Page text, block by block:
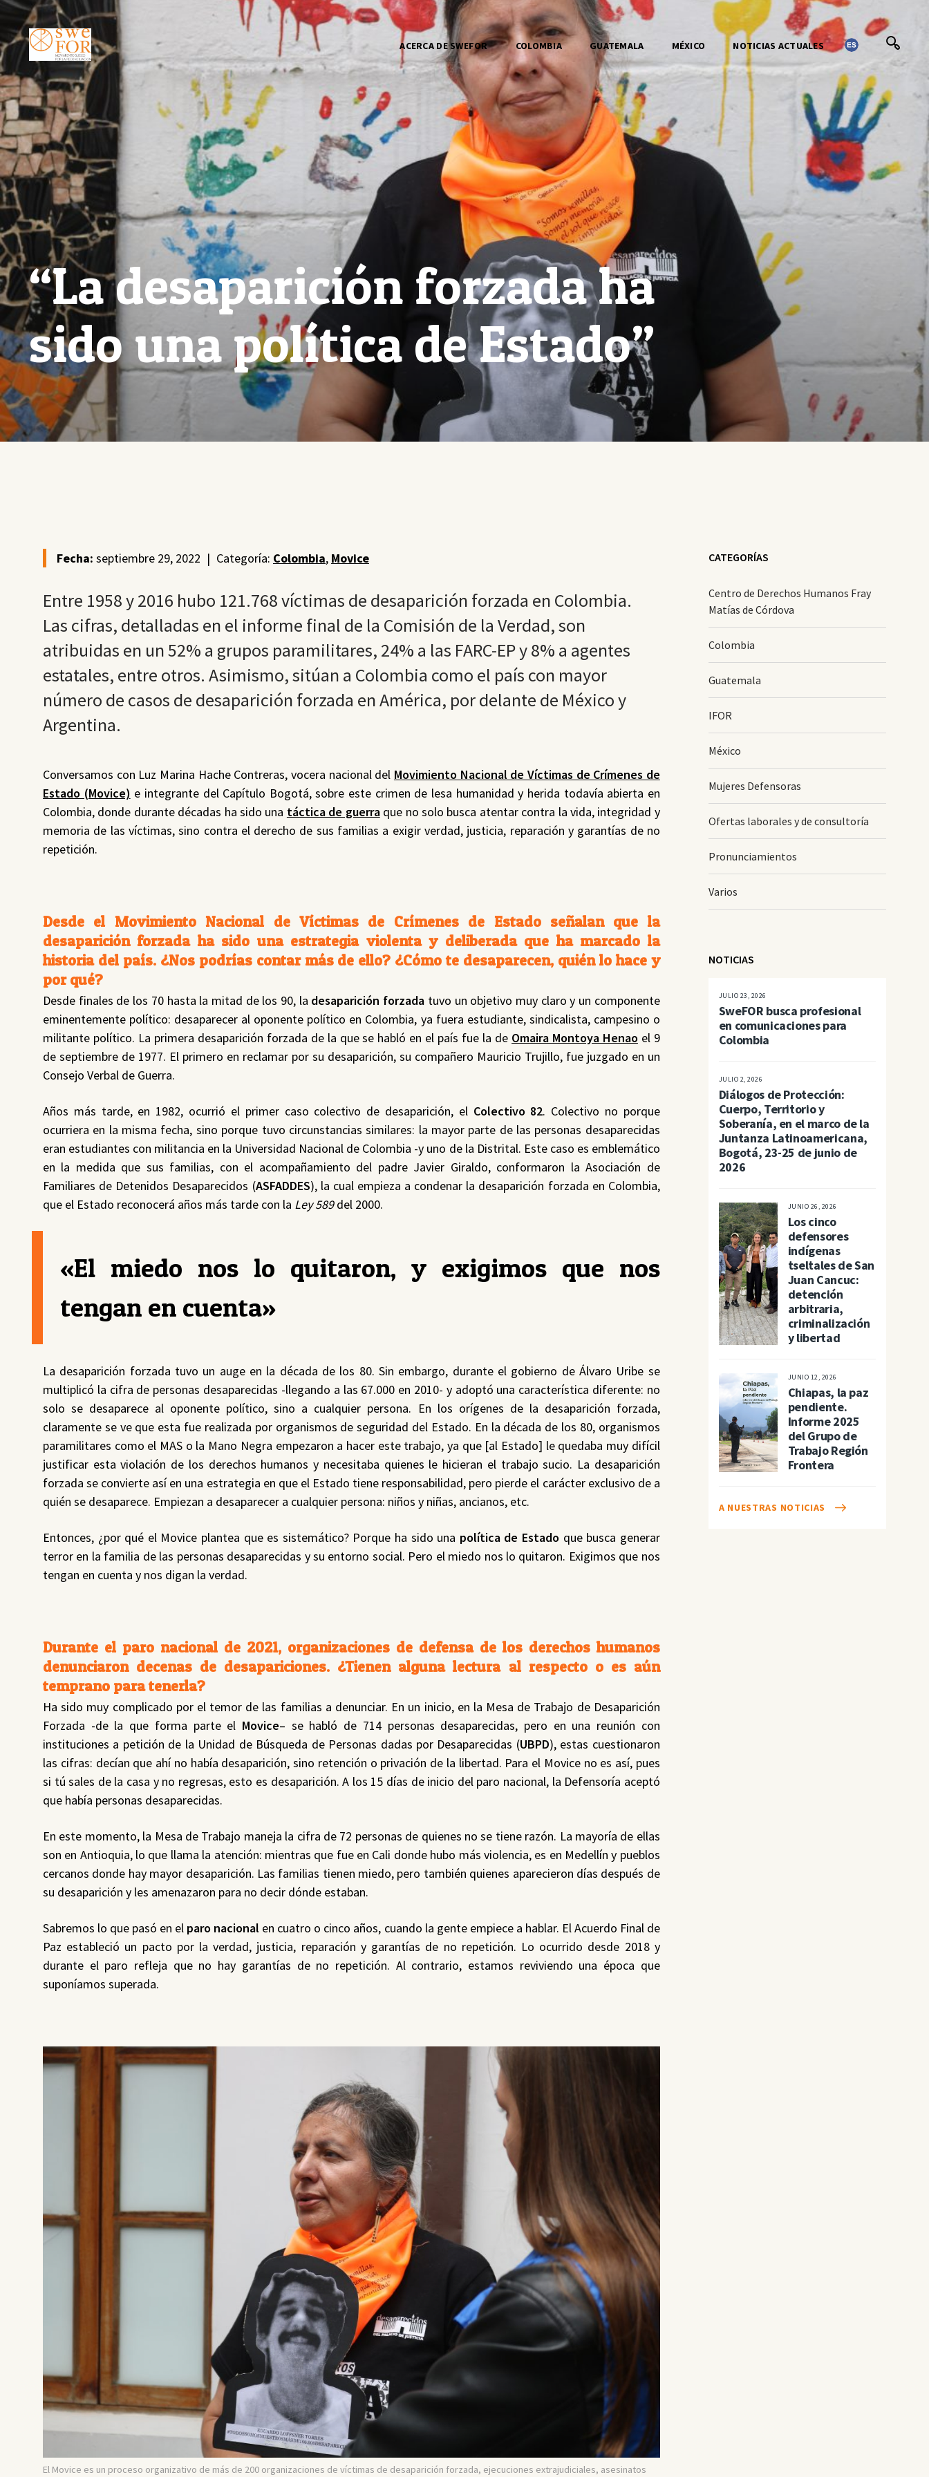
ACERCA DE SWEFOR COLOMBIA GUATEMALA MÉXICO NOTICIAS ACTUALES
“La desaparición forzada ha
sido una política de Estado”
Fecha: septiembre 29, 2022 | Categoría: Colombia, Movice
Entre 1958 y 2016 hubo 121.768 víctimas de desaparición forzada en Colombia.
Las cifras, detalladas en el informe final de la Comisión de la Verdad, son
atribuidas en un 52% a grupos paramilitares, 24% a las FARC-EP y 8% a agentes
estatales, entre otros. Asimismo, sitúan a Colombia como el país con mayor
número de casos de desaparición forzada en América, por delante de México y
Argentina.
Conversamos con Luz Marina Hache Contreras, vocera nacional del Movimiento Nacional de Víctimas de Crímenes de
Estado (Movice) e integrante del Capítulo Bogotá, sobre este crimen de lesa humanidad y herida todavía abierta en
Colombia, donde durante décadas ha sido una táctica de guerraque no solo busca atentar contra la vida, integridad y
memoria de las víctimas, sino contra el derecho de sus familias a exigir verdad, justicia, reparación y garantías de no
repetición.
Desde el Movimiento Nacional de Víctimas de Crímenes de Estado señalan que la
desaparición forzada ha sido una estrategia violenta y deliberada que ha marcado la
historia del país. ¿Nos podrías contar más de ello? ¿Cómo te desaparecen, quién lo hace y
por qué?
Desde finales de los 70 hasta la mitad de los 90, la desaparición forzada tuvo un objetivo muy claro y un componente
eminentemente político: desaparecer al oponente político en Colombia, ya fuera estudiante, sindicalista, campesino o
militante político. La primera desaparición forzada de la que se habló en el país fue la de Omaira Montoya Henaoel 9
de septiembre de 1977. El primero en reclamar por su desaparición, su compañero Mauricio Trujillo, fue juzgado en un
Consejo Verbal de Guerra.
Años más tarde, en 1982, ocurrió el primer caso colectivo de desaparición, el Colectivo 82. Colectivo no porque
ocurriera en la misma fecha, sino porque tuvo circunstancias similares: la mayor parte de las personas desaparecidas
eran estudiantes con militancia en la Universidad Nacional de Colombia -y uno de la Distrital. Este caso es emblemático
en la medida que sus familias, con el acompañamiento del padre Javier Giraldo, conformaron la Asociación de
Familiares de Detenidos Desaparecidos (ASFADDES), la cual empieza a condenar la desaparición forzada en Colombia,
que el Estado reconocerá años más tarde con la Ley 589del 2000.
«El miedo nos lo quitaron, y exigimos que nos
tengan en cuenta»
La desaparición forzada tuvo un auge en la década de los 80. Sin embargo, durante el gobierno de Álvaro Uribe se
multiplicó la cifra de personas desaparecidas -llegando a las 67.000 en 2010- y adoptó una característica diferente: no
solo se desaparece al oponente político, sino a cualquier persona. En los orígenes de la desaparición forzada,
claramente se ve que esta fue realizada por organismos de seguridad del Estado. En la década de los 80, organismos
paramilitares como el MAS o la Mano Negra empezaron a hacer este trabajo, ya que [al Estado] le quedaba muy difícil
justificar esta violación de los derechos humanos y necesitaba quienes le hicieran el trabajo sucio. La desaparición
forzada se convierte así en una estrategia en que el Estado tiene responsabilidad, pero pierde el carácter exclusivo de a
quién se desaparece. Empiezan a desaparecer a cualquier persona: niños y niñas, ancianos, etc.
Entonces, ¿por qué el Movice plantea que es sistemático? Porque ha sido una política de Estado que busca generar
terror en la familia de las personas desaparecidas y su entorno social. Pero el miedo nos lo quitaron. Exigimos que nos
tengan en cuenta y nos digan la verdad.
Durante el paro nacional de 2021, organizaciones de defensa de los derechos humanos
denunciaron decenas de desapariciones. ¿Tienen alguna lectura al respecto o es aún
temprano para tenerla?
Ha sido muy complicado por el temor de las familias a denunciar. En un inicio, en la Mesa de Trabajo de Desaparición
Forzada -de la que forma parte el Movice– se habló de 714 personas desaparecidas, pero en una reunión con
instituciones a petición de la Unidad de Búsqueda de Personas dadas por Desaparecidas (UBPD), estas cuestionaron
las cifras: decían que ahí no había desaparición, sino retención o privación de la libertad. Para el Movice no es así, pues
si tú sales de la casa y no regresas, esto es desaparición. A los 15 días de inicio del paro nacional, la Defensoría aceptó
que había personas desaparecidas.
En este momento, la Mesa de Trabajo maneja la cifra de 72 personas de quienes no se tiene razón. La mayoría de ellas
son en Antioquia, lo que llama la atención: mientras que fue en Cali donde hubo más violencia, es en Medellín y pueblos
cercanos donde hay mayor desaparición. Las familias tienen miedo, pero también quienes aparecieron días después de
su desaparición y les amenazaron para no decir dónde estaban.
Sabremos lo que pasó en el paro nacional en cuatro o cinco años, cuando la gente empiece a hablar. El Acuerdo Final de
Paz estableció un pacto por la verdad, justicia, reparación y garantías de no repetición. Lo ocurrido desde 2018 y
durante el paro refleja que no hay garantías de no repetición. Al contrario, estamos reviviendo una época que
suponíamos superada.
El Movice es un proceso organizativo de más de 200 organizaciones de víctimas de desaparición forzada, ejecuciones extrajudiciales, asesinatos
CATEGORÍAS
Centro de Derechos Humanos Fray
Matías de Córdova
Colombia
Guatemala
IFOR
México
Mujeres Defensoras
Ofertas laborales y de consultoría
Pronunciamientos
Varios
NOTICIAS
JULIO 23, 2026
SweFOR busca profesional
en comunicaciones para
Colombia
JULIO 2, 2026
Diálogos de Protección:
Cuerpo, Territorio y
Soberanía, en el marco de la
Juntanza Latinoamericana,
Bogotá, 23-25 de junio de
2026
JUNIO 26, 2026
Los cinco
defensores
indígenas
tseltales de San
Juan Cancuc:
detención
arbitraria,
criminalización
y libertad
JUNIO 12, 2026
Chiapas, la paz
pendiente.
Informe 2025
del Grupo de
Trabajo Región
Frontera
A NUESTRAS NOTICIAS